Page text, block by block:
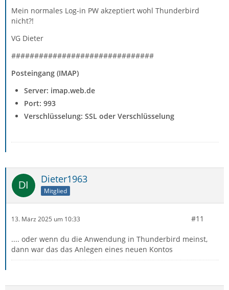
Mein normales Log-in PW akzeptiert wohl Thunderbird
nicht?!
VG Dieter
###############################
Posteingang (IMAP)
Server: imap.web.de
Port: 993
Verschlüsselung: SSL oder Verschlüsselung
Dieter1963
Mitglied
13. März 2025 um 10:33 #11
.... oder wenn du die Anwendung in Thunderbird meinst,
dann war das das Anlegen eines neuen Kontos